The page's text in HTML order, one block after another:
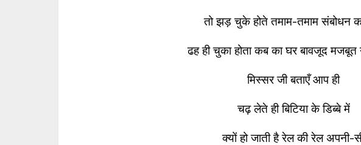
तो झड़ चुके होते तमाम-तमाम संबोधन
ढह ही चुका होता कब का घर बावजूद मजबूत
मिस्सर जी बताएँ आप ही
चढ़ लेते ही बिटिया के डिब्बे में
क्यों हो जाती है रेल की रेल अपनी-